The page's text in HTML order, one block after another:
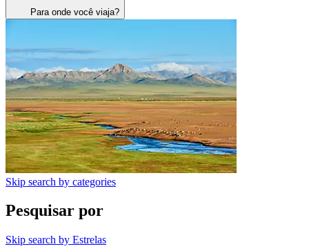
Para onde você viaja?
Skip search by categories
Pesquisar por
Skip search by Estrelas